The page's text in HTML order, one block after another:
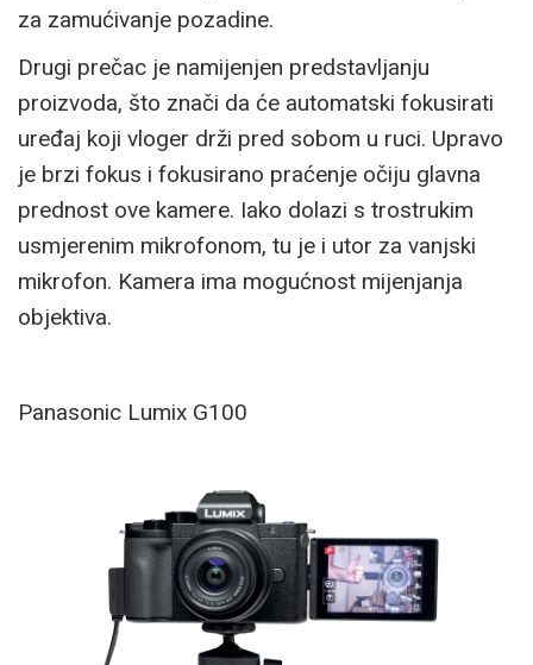
za zamućivanje pozadine.
Drugi prečac je namijenjen predstavljanju
proizvoda, što znači da će automatski fokusirati
uređaj koji vloger drži pred sobom u ruci. Upravo
je brzi fokus i fokusirano praćenje očiju glavna
prednost ove kamere. Iako dolazi s trostrukim
usmjerenim mikrofonom, tu je i utor za vanjski
mikrofon. Kamera ima mogućnost mijenjanja
objektiva.
Panasonic Lumix G100